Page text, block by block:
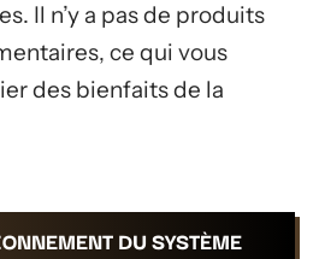
Il n’y a pas de produits
ce qui vous
des bienfaits de la
DU SYSTÈME